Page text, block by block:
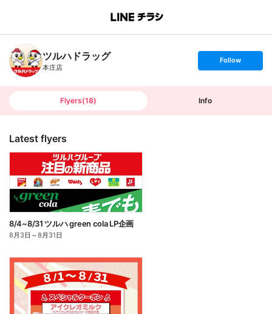
B
n
c
h
T
ツルハドラッグ
本庄店
s
t
o
Follow
Flyers(18) Info
Latest flyers
8/4~8/31 ツルハ green cola LP企画
8月3日 ～8月31日